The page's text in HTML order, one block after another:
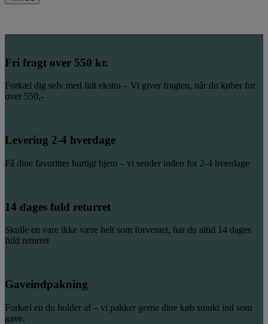
Fri fragt over 550 kr.
Forkæl dig selv med lidt ekstra – Vi giver fragten, når du køber for
over 550,-
Levering 2-4 hverdage
Få dine favoritter hurtigt hjem – vi sender inden for 2-4 hverdage
14 dages fuld returret
Skulle en vare ikke være helt som forventet, har du altid 14 dages
fuld returret
Gaveindpakning
Forkæl en du holder af – vi pakker gerne dine køb smukt ind som
gave.